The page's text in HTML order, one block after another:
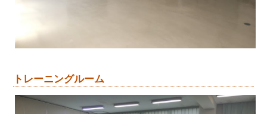
トレーニングルーム